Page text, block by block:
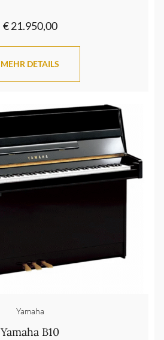
€ 21.950,00
MEHR DETAILS
Yamaha
Yamaha B10